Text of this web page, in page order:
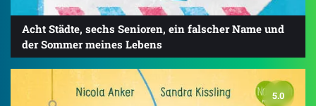
Acht Städte, sechs Senioren, ein falscher Name und
der Sommer meines Lebens
5.0